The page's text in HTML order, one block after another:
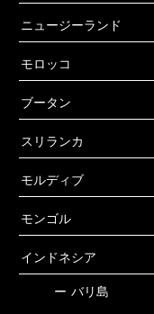
ニュージーランド
モロッコ
ブータン
スリランカ
モルディブ
モンゴル
インドネシア
ー バリ島